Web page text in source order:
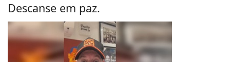
Descanse em paz.